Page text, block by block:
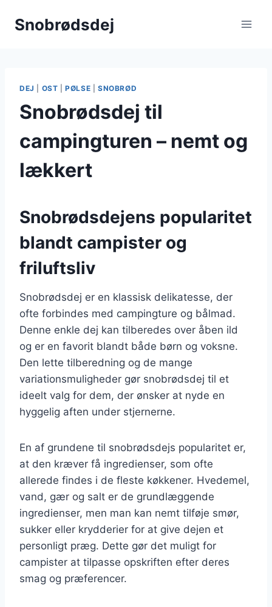
Snobrødsdej
DEJ OST |PØLSE SNOBRØD
Snobrødsdej til
campingturen – nemt og
lækkert
Snobrødsdejens popularitet
blandt campister og
friluftsliv
Snobrødsdej er en klassisk delikatesse, der
ofte forbindes med campingture og bålmad.
Denne enkle dej kan tilberedes over åben ild
og er en favorit blandt både børn og voksne.
Den lette tilberedning og de mange
variationsmuligheder gør snobrødsdej til et
ideelt valg for dem, der ønsker at nyde en
hyggelig aften under stjernerne.
En af grundene til snobrødsdejs popularitet er,
at den kræver få ingredienser, som ofte
allerede findes i de fleste køkkener. Hvedemel,
vand, gær og salt er de grundlæggende
ingredienser, men man kan nemt tilføje smør,
sukker eller krydderier for at give dejen et
personligt præg. Dette gør det muligt for
campister at tilpasse opskriften efter deres
smag og præferencer.